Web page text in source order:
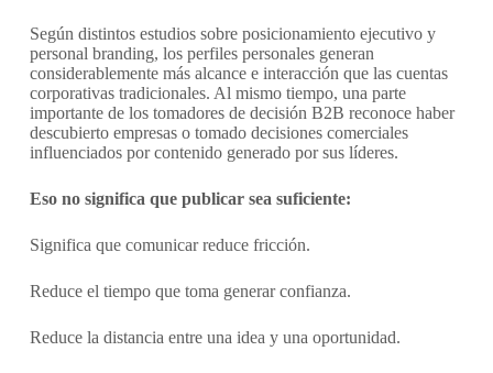
Según distintos estudios sobre posicionamiento ejecutivo y
personal branding, los perfiles personales generan
considerablemente más alcance e interacción que las cuentas
corporativas tradicionales. Al mismo tiempo, una parte
importante de los tomadores de decisión B2B reconoce haber
descubierto empresas o tomado decisiones comerciales
influenciados por contenido generado por sus líderes.
Eso no significa que publicar sea suficiente:
Significa que comunicar reduce fricción.
Reduce el tiempo que toma generar confianza.
Reduce la distancia entre una idea y una oportunidad.